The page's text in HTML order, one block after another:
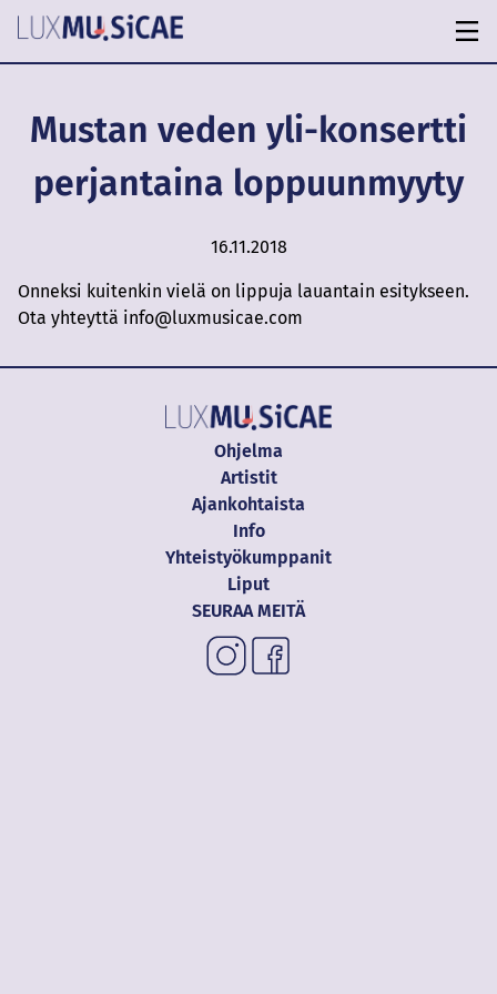
Mustan veden yli-konsertti
perjantaina loppuunmyyty
16.11.2018
Onneksi kuitenkin vielä on lippuja lauantain esitykseen.
Ota yhteyttä info@luxmusicae.com
Ohjelma
Artistit
Ajankohtaista
Info
Yhteistyökumppanit
Liput
SEURAA MEITÄ